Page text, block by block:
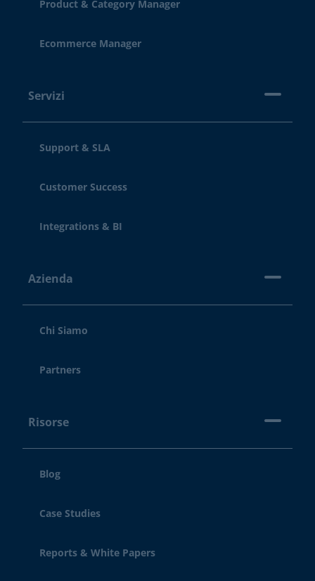
Product & Category Manager
Ecommerce Manager
Servizi
Support & SLA
Customer Success
Integrations & BI
Azienda
Chi Siamo
Partners
Risorse
Blog
Case Studies
Reports & White Papers